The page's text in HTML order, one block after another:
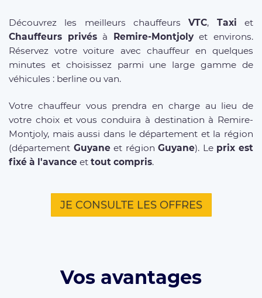
Découvrez les meilleurs chauffeursVTC, Taxi et
Chauffeurs privésà Remire-Montjolyet environs.
Réservez votre voiture avec chauffeur en quelques
minutes et choisissez parmi une large gamme de
véhicules : berline ou van.
Votre chauffeur vous prendra en charge au lieu de
votre choix et vous conduira à destination à Remire-
Montjoly, mais aussi dans le département et la région
(département Guyaneet régionGuyane). Le prix est
fixé à l'avance et tout compris.
JE CONSULTE LES OFFRES
Vos avantages